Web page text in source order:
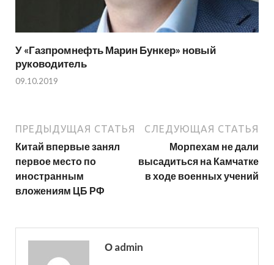
У «Газпромнефть Марин Бункер» новый
руководитель
09.10.2019
ПРЕДЫДУЩАЯ СТАТЬЯ
Китай впервые занял
первое место по
иностранным
вложениям ЦБ РФ
СЛЕДУЮЩАЯ СТАТЬЯ
Морпехам не дали
высадиться на Камчатке
в ходе военных учений
О admin